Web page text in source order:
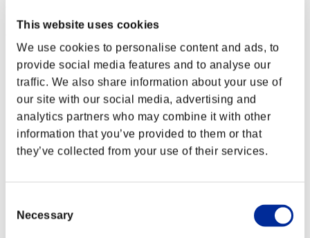
This website uses cookies
We use cookies to personalise content and ads, to
provide social media features and to analyse our
traffic. We also share information about your use of
our site with our social media, advertising and
analytics partners who may combine it with other
information that you’ve provided to them or that
they’ve collected from your use of their services.
Selection
Necessary
Succès
NV personnage: 100 ou moins
Lv.6
NV personnage: 80 ou moins
Cadence